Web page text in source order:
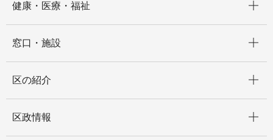
健康・医療・福祉
窓口・施設
区の紹介
区政情報